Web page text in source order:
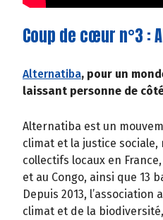
Coup de cœur n°3 :
Alternatiba, pour un
laissant personne de
Alternatiba est un
climat et la justice sociale,
collectifs locaux en
et au Congo, ainsi que 13
Depuis 2013,
climat et de la